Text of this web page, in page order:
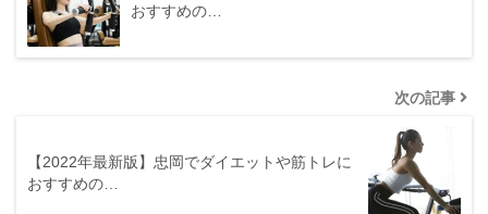
おすすめの…
次の記事
【2022年最新版】忠岡でダイエットや筋トレに
おすすめの…